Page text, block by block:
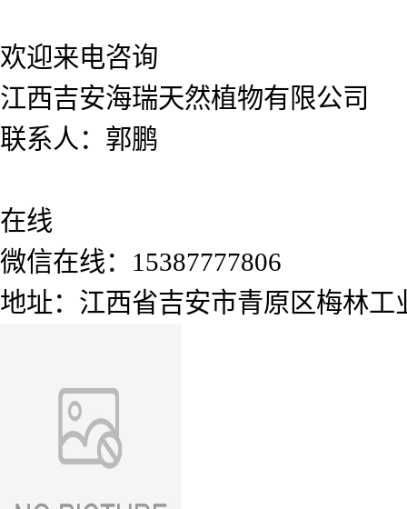
欢迎来电咨询
江西吉安海瑞天然植物有限公司
联系人：郭鹏
在线
微信在线：15387777806
地址：江西省吉安市青原区梅林